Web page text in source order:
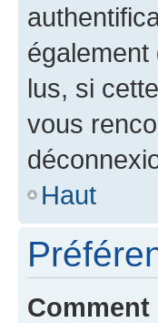
également
lus, si
vous
Haut